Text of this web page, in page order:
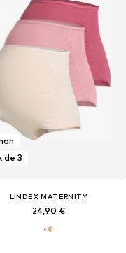
de 3
LINDEX MATERNITY
24,90 €